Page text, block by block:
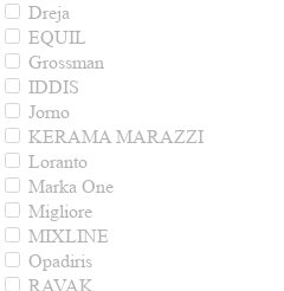
Dreja
EQUIL
Grossman
IDDIS
Jorno
KERAMA MARAZZI
Loranto
Marka One
Migliore
MIXLINE
Opadiris
RAVAK